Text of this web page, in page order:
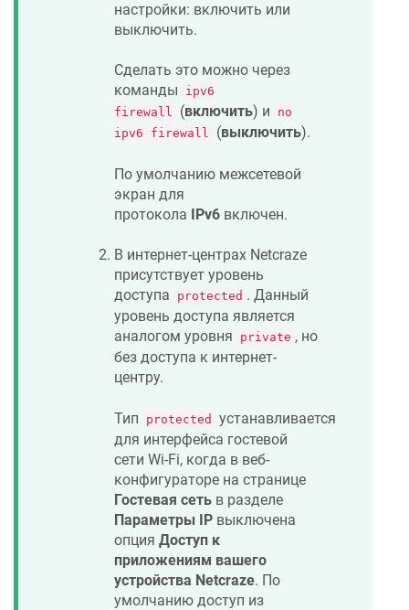
настройки: включить или
выключить.
Сделать это можно через
команды
ipv6
firewall
(включить) и
no
ipv6 firewall
(выключить).
По умолчанию межсетевой
экран для
протокола IPv6 включен.
В интернет-центрах Netcraze
присутствует уровень
доступа
protected . Данный
уровень доступа является
аналогом уровня
private , но
без доступа к интернет-
центру.
Тип protected
устанавливается
для интерфейса гостевой
сети Wi-Fi, когда в веб-
конфигураторе на странице
Гостевая сеть в разделе
Параметры IP выключена
опция Доступ к
приложениям вашего
устройства Netcraze. По
умолчанию доступ из